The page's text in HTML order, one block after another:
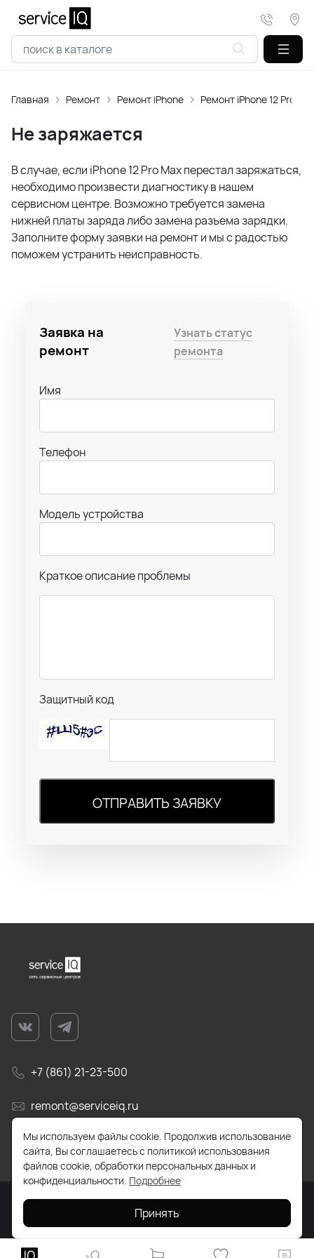
Главная Ремонт Ремонт iPhone Ремонт iPhone 12 Pro
Не заряжается
В случае, если iPhone 12 Pro Max перестал заряжаться,
необходимо произвести диагностику в нашем
сервисном центре. Возможно требуется замена
нижней платы заряда либо замена разъема зарядки.
Заполните форму заявки на ремонт и мы с радостью
поможем устранить неисправность.
Заявка на
ремонт
Узнать статус
ремонта
Имя
Телефон
Модель устройства
Краткое описание проблемы
Защитный код
ОТПРАВИТЬ ЗАЯВКУ
+7 (861) 21-23-500
remont@serviceiq.ru
г. Краснодар, ул. Бабушкина, д. 309
2026 © Все права защищены. Работает наReadyScript
Мы используем файлы cookie. Продолжив использование
сайта, Вы соглашаетесь с политикой использования
файлов cookie, обработки персональных данных и
конфиденциальности. Подробнее
Принять